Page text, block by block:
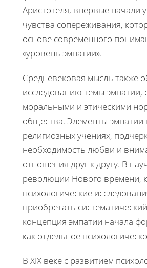
Аристотеля, впервые начали
чувства сопереживания,
основе современного
«уровень эмпатии».
Средневековая мысль также
исследованию темы эмпатии,
моральными и этическими
общества. Элементы эмпатии
религиозных учениях,
необходимость любви и
отношения друг к другу. В
революции Нового времени,
психологические
приобретать
концепция эмпатии начала
как отдельное
В XIX веке с развитием